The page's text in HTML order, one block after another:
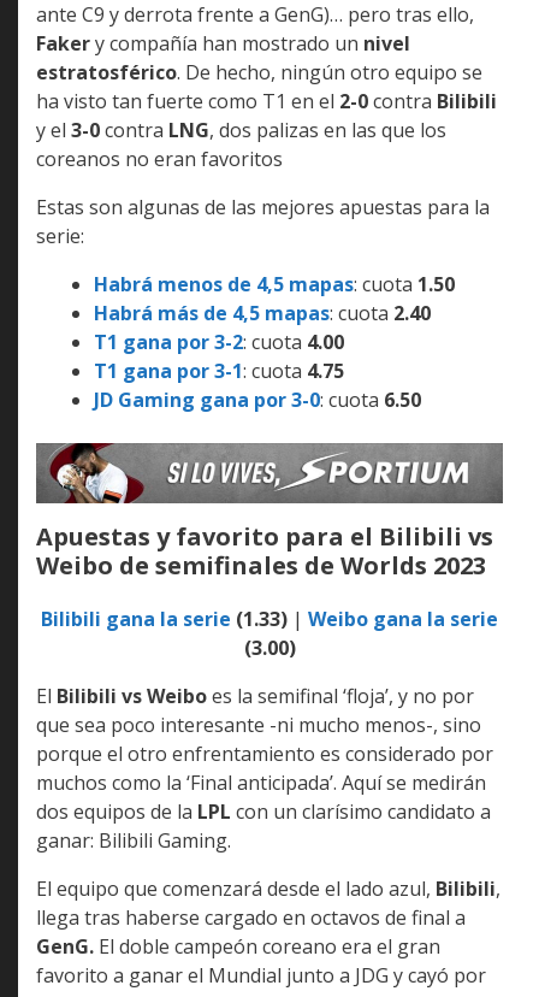
ante C9 y derrota frente a GenG)… pero tras ello,
Fakery compañía han mostrado un nivel
estratosférico. De hecho, ningún otro equipo se
ha visto tan fuerte como T1 en el 2-0contra Bilibili
y el 3-0contra LNG, dos palizas en las que los
coreanos no eran favoritos
Estas son algunas de las mejores apuestas para la
serie:
Habrá menos de 4,5 mapas: cuota 1.50
Habrá más de 4,5 mapas: cuota 2.40
T1 gana por 3-2: cuota 4.00
T1 gana por 3-1: cuota 4.75
JD Gaming gana por 3-0: cuota 6.50
Apuestas y favorito para el Bilibili vs
Weibo de semifinales de Worlds 2023
Bilibili gana la serie (1.33) | Weibo gana la serie
(3.00)
El Bilibili vs Weiboes la semifinal ‘floja’, y no por
que sea poco interesante -ni mucho menos-, sino
porque el otro enfrentamiento es considerado por
muchos como la ‘Final anticipada’. Aquí se medirán
dos equipos de la LPL con un clarísimo candidato a
ganar: Bilibili Gaming.
El equipo que comenzará desde el lado azul, Bilibili,
llega tras haberse cargado en octavos de final a
GenG. El doble campeón coreano era el gran
favorito a ganar el Mundial junto a JDG y cayó por